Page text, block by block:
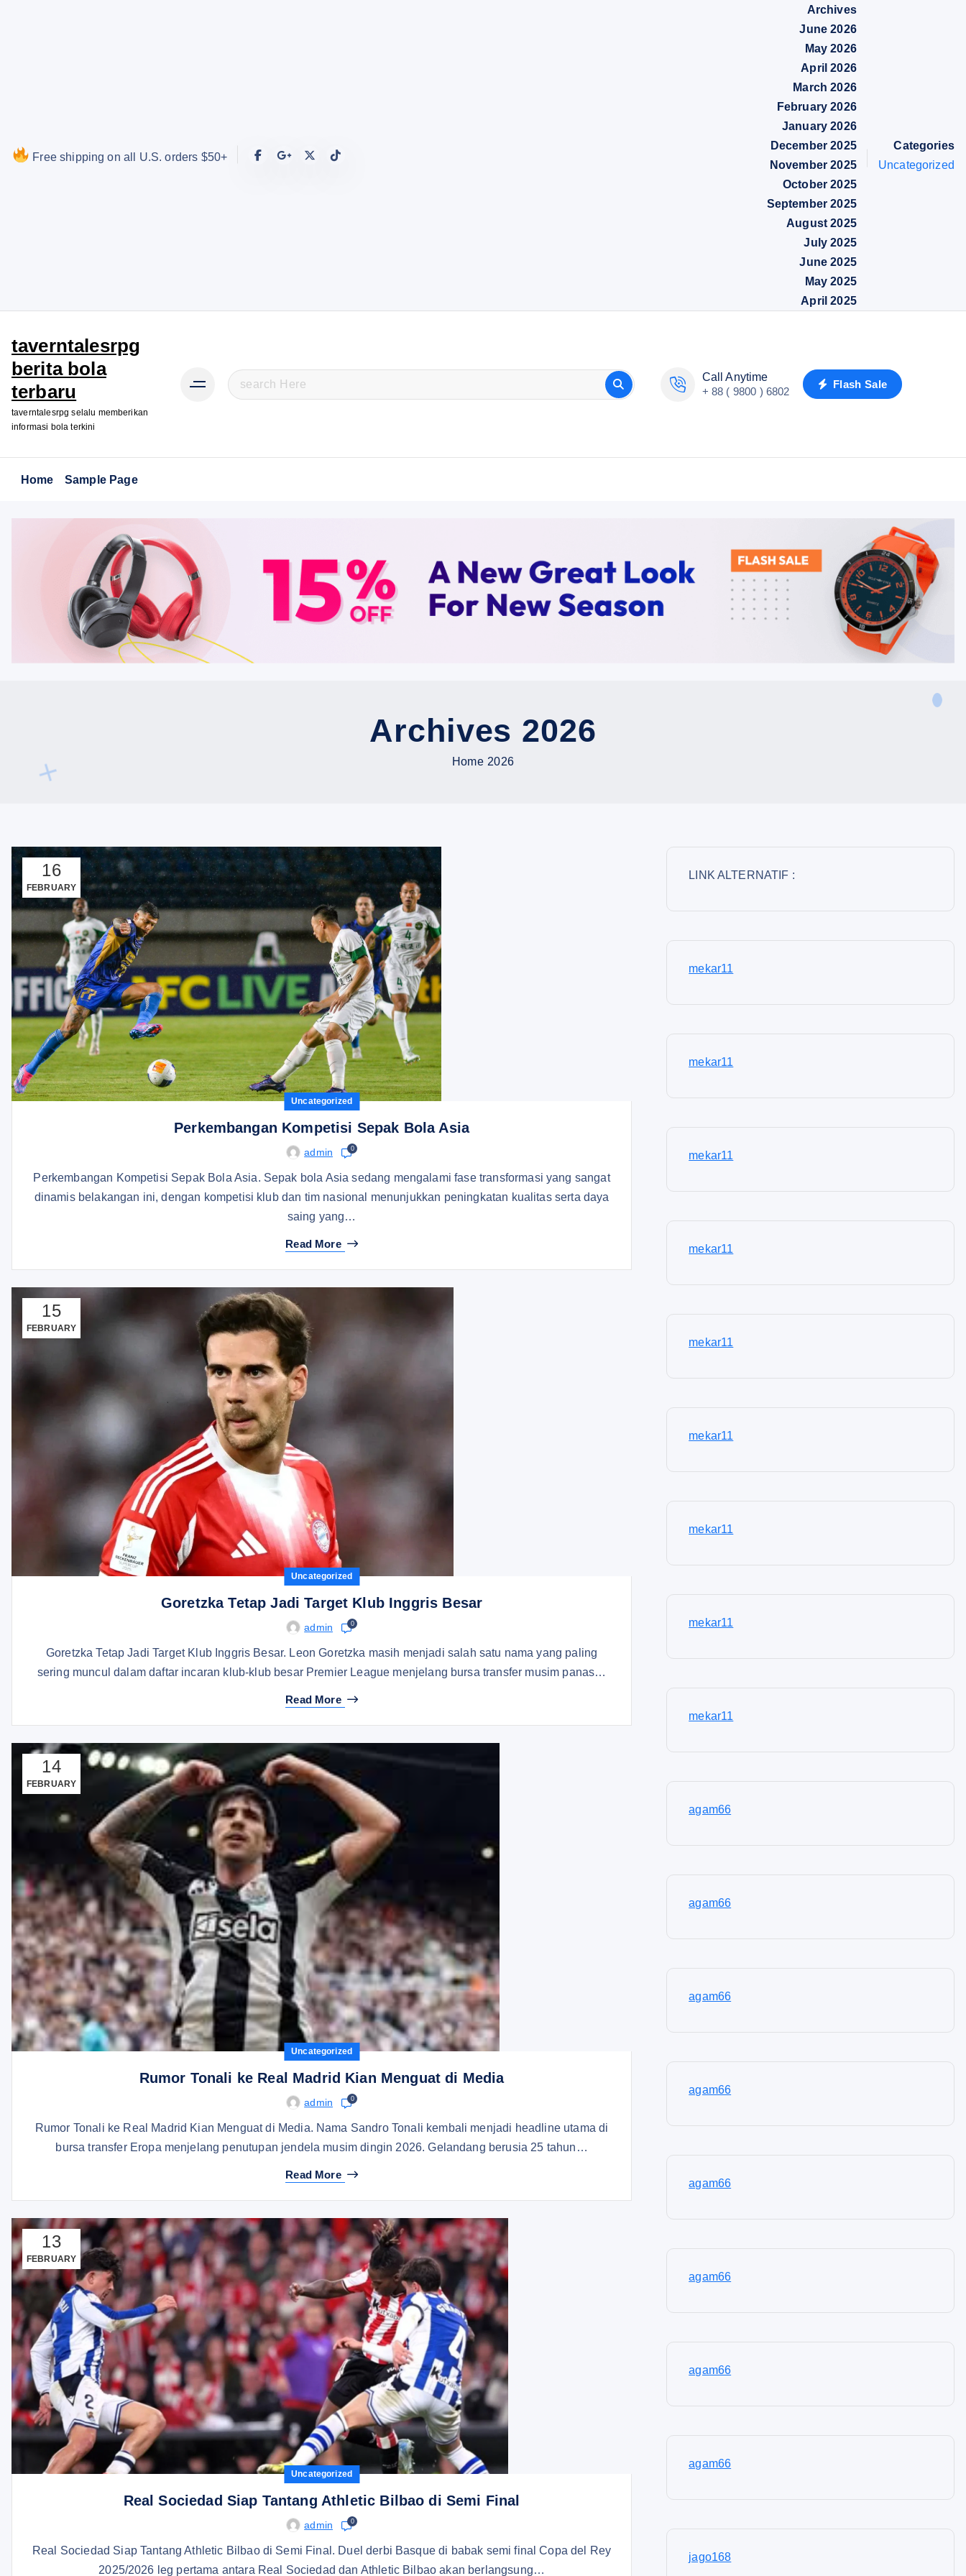
Free shipping on all U.S. orders $50+
Archives
June 2026
May 2026
April 2026
March 2026
February 2026
January 2026
December 2025
November 2025
October 2025
September 2025
August 2025
July 2025
June 2025
May 2025
April 2025
Categories
Uncategorized
taverntalesrpg
berita bola
terbaru
taverntalesrpg selalu memberikan
informasi bola terkini
S
e
c
Call Anytime
+ 88 ( 9800 ) 6802
Flash Sale
Home Sample Page
Archives 2026
Home 2026
16
FEBRUARY
Uncategorized
Perkembangan Kompetisi Sepak Bola Asia
admin 0
Perkembangan Kompetisi Sepak Bola Asia. Sepak bola Asia sedang mengalami fase transformasi yang sangat
dinamis belakangan ini, dengan kompetisi klub dan tim nasional menunjukkan peningkatan kualitas serta daya
saing yang…
Read More
15
FEBRUARY
Uncategorized
Goretzka Tetap Jadi Target Klub Inggris Besar
admin 0
Goretzka Tetap Jadi Target Klub Inggris Besar. Leon Goretzka masih menjadi salah satu nama yang paling
sering muncul dalam daftar incaran klub-klub besar Premier League menjelang bursa transfer musim panas…
Read More
14
FEBRUARY
Uncategorized
Rumor Tonali ke Real Madrid Kian Menguat di Media
admin 0
Rumor Tonali ke Real Madrid Kian Menguat di Media. Nama Sandro Tonali kembali menjadi headline utama di
bursa transfer Eropa menjelang penutupan jendela musim dingin 2026. Gelandang berusia 25 tahun…
Read More
13
FEBRUARY
Uncategorized
Real Sociedad Siap Tantang Athletic Bilbao di Semi Final
admin 0
Real Sociedad Siap Tantang Athletic Bilbao di Semi Final. Duel derbi Basque di babak semi final Copa del Rey
2025/2026 leg pertama antara Real Sociedad dan Athletic Bilbao akan berlangsung…
LINK ALTERNATIF :
mekar11
mekar11
mekar11
mekar11
mekar11
mekar11
mekar11
mekar11
mekar11
agam66
agam66
agam66
agam66
agam66
agam66
agam66
agam66
jago168